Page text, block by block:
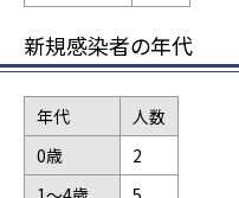
新規感染者の年代
年代
人数
0歳
2